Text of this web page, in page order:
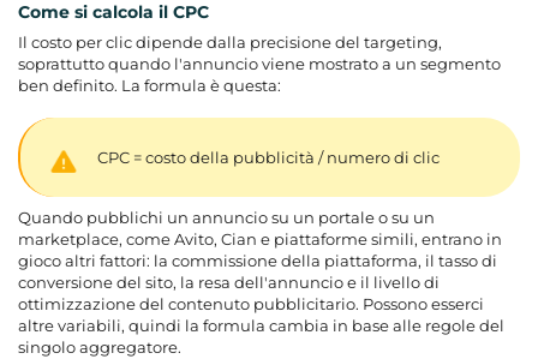
Come si calcola il CPC
Il costo per clic dipende dalla precisione del targeting,
soprattutto quando l'annuncio viene mostrato a un segmento
ben definito. La formula è questa:
CPC = costo della pubblicità / numero di clic
Quando pubblichi un annuncio su un portale o su un
marketplace, come Avito, Cian e piattaforme simili, entrano in
gioco altri fattori: la commissione della piattaforma, il tasso di
conversione del sito, la resa dell'annuncio e il livello di
ottimizzazione del contenuto pubblicitario. Possono esserci
altre variabili, quindi la formula cambia in base alle regole del
singolo aggregatore.